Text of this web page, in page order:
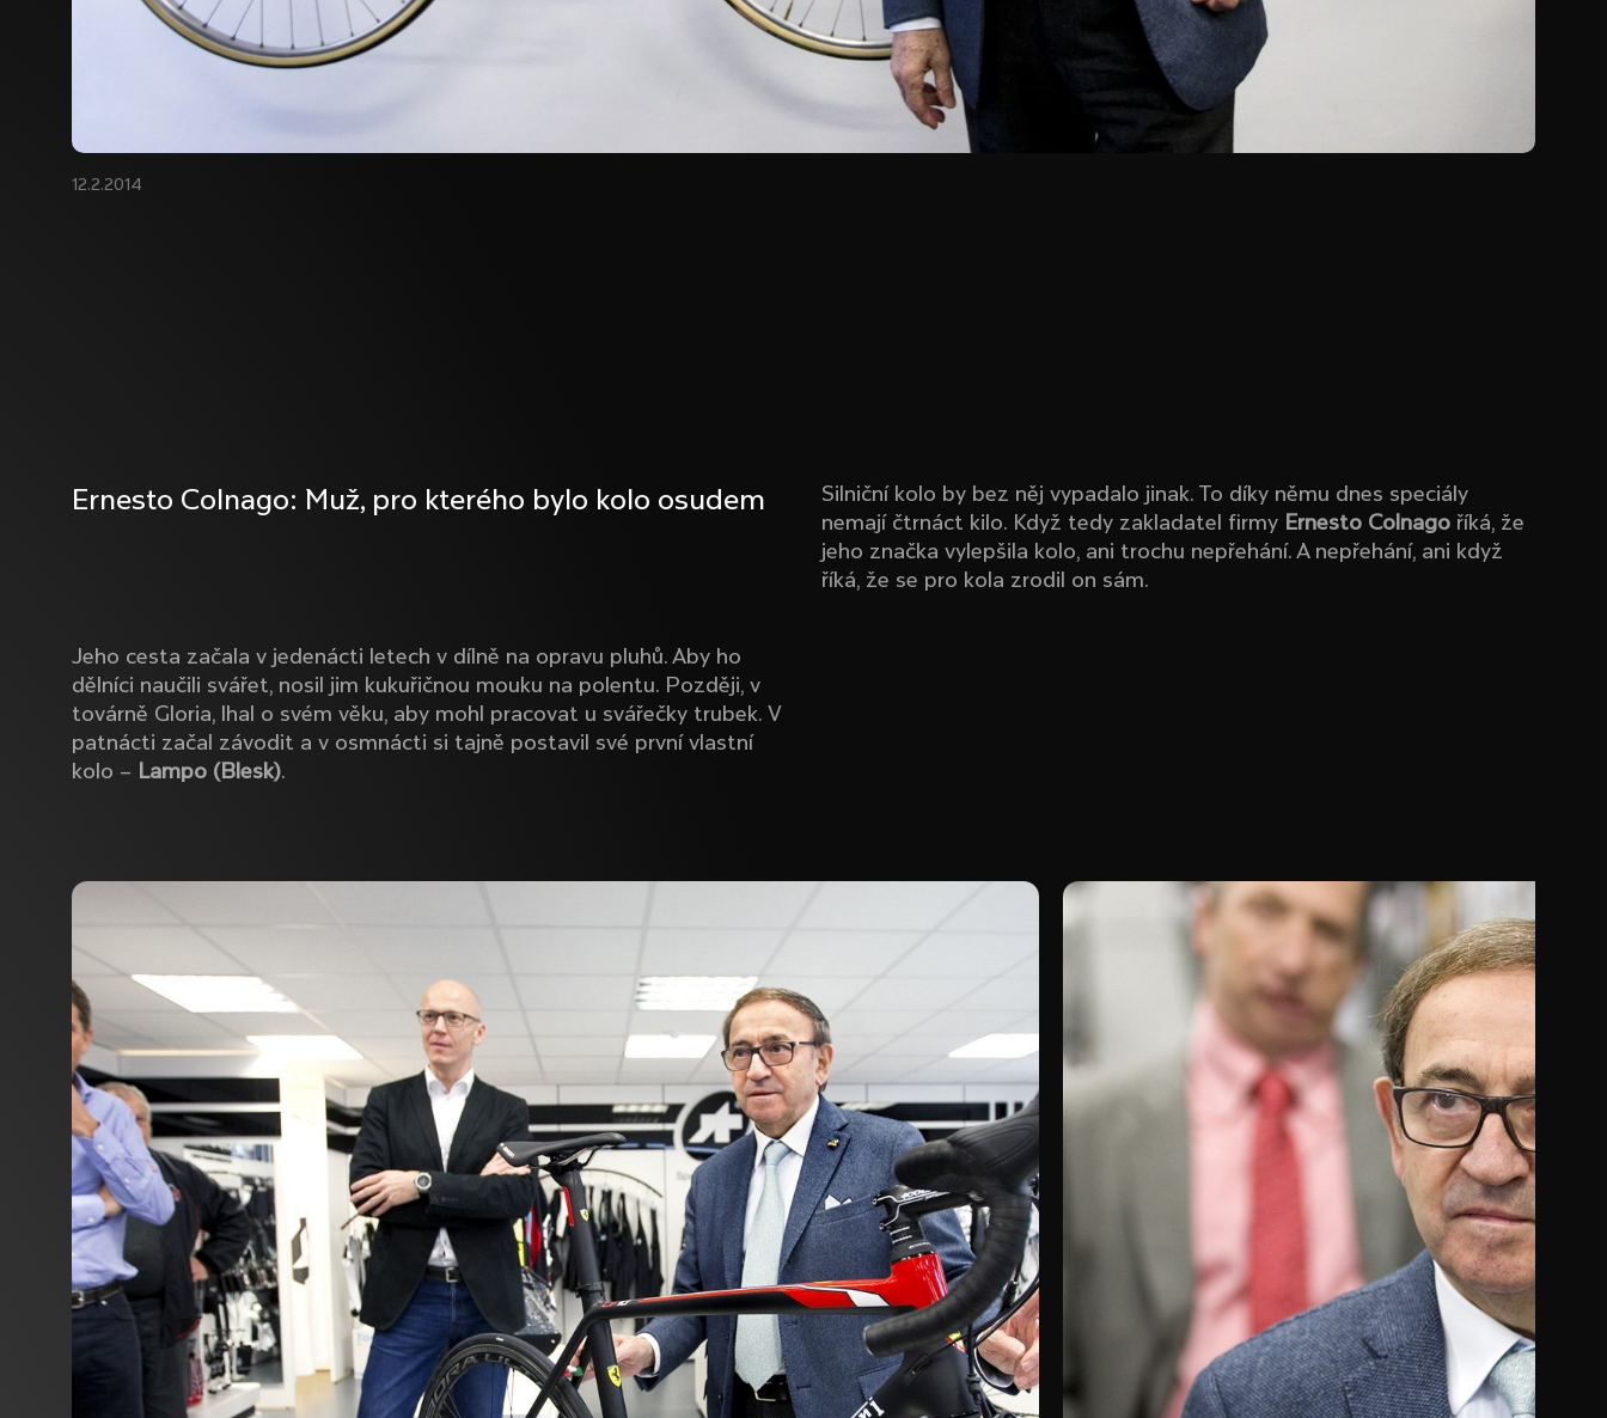
12.2.2014
Ernesto Colnago: Muž, pro kterého bylo kolo osudem
Silniční kolo by bez něj vypadalo jinak. To díky němu dnes speciály
nemají čtrnáct kilo. Když tedy zakladatel firmy Ernesto Colnago říká, že
jeho značka vylepšila kolo, ani trochu nepřehání. A nepřehání, ani když
říká, že se pro kola zrodil on sám.
Jeho cesta začala v jedenácti letech v dílně na opravu pluhů. Aby ho
dělníci naučili svářet, nosil jim kukuřičnou mouku na polentu. Později, v
továrně Gloria, lhal o svém věku, aby mohl pracovat u svářečky trubek. V
patnácti začal závodit a v osmnácti si tajně postavil své první vlastní
kolo – Lampo (Blesk).